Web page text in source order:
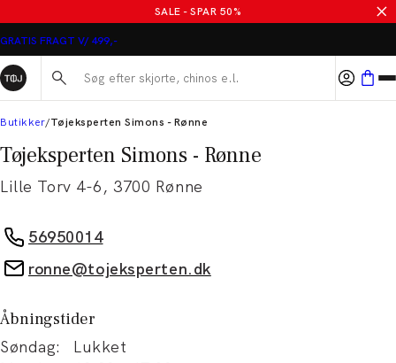
SALE - SPAR 50%
GRATIS FRAGT V/ 499,-
Søg her...
Butikker Tøjeksperten Simons - Rønne
Tøjeksperten Simons - Rønne
Lille Torv 4-6, 3700 Rønne
56950014
ronne@tojeksperten.dk
Åbningstider
Søndag:
Lukket